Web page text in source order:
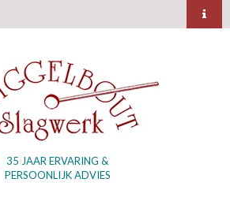
35 JAAR ERVARING &
PERSOONLIJK ADVIES